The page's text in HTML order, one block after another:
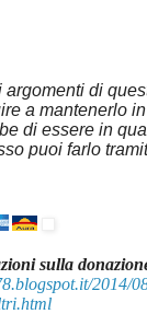
argomenti di
a mantenerlo
di essere in
puoi farlo
sulla
2014/